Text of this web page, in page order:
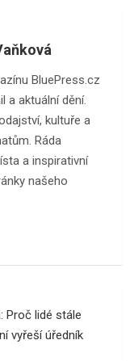
BluePress.cz
a aktuální dění.
kultuře a
Ráda
a inspirativní
našeho
Proč lidé stále
vyřeší úředník